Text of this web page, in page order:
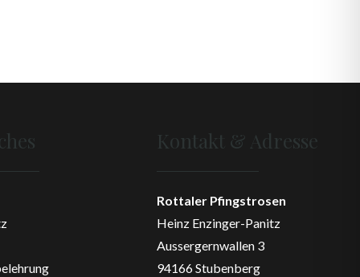
Kontakt & Adresse
Rottaler Pfingstrosen
Heinz Enzinger-Panitz
Aussergernwallen 3
94166 Stubenberg